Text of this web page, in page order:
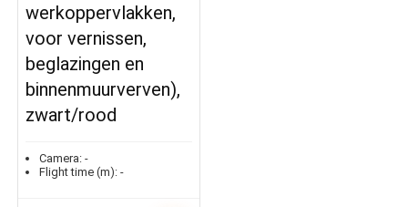
werkoppervlakken,
voor vernissen,
beglazingen en
binnenmuurverven),
zwart/rood
Camera: -
Flight time (m): -